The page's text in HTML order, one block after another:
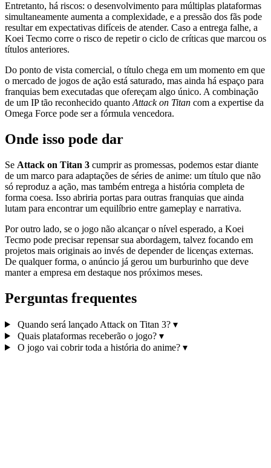
Entretanto, há riscos: o desenvolvimento para múltiplas plataformas
simultaneamente aumenta a complexidade, e a pressão dos fãs pode
resultar em expectativas difíceis de atender. Caso a entrega falhe, a
Koei Tecmo corre o risco de repetir o ciclo de críticas que marcou os
títulos anteriores.
Do ponto de vista comercial, o título chega em um momento em que
o mercado de jogos de ação está saturado, mas ainda há espaço para
franquias bem executadas que ofereçam algo único. A combinação
de um IP tão reconhecido quanto Attack on Titan com a expertise da
Omega Force pode ser a fórmula vencedora.
Onde isso pode dar
Se Attack on Titan 3 cumprir as promessas, podemos estar diante
de um marco para adaptações de séries de anime: um título que não
só reproduz a ação, mas também entrega a história completa de
forma coesa. Isso abriria portas para outras franquias que ainda
lutam para encontrar um equilíbrio entre gameplay e narrativa.
Por outro lado, se o jogo não alcançar o nível esperado, a Koei
Tecmo pode precisar repensar sua abordagem, talvez focando em
projetos mais originais ao invés de depender de licenças externas.
De qualquer forma, o anúncio já gerou um burburinho que deve
manter a empresa em destaque nos próximos meses.
Perguntas frequentes
Quando será lançado Attack on Titan 3? ▾
Quais plataformas receberão o jogo? ▾
O jogo vai cobrir toda a história do anime? ▾